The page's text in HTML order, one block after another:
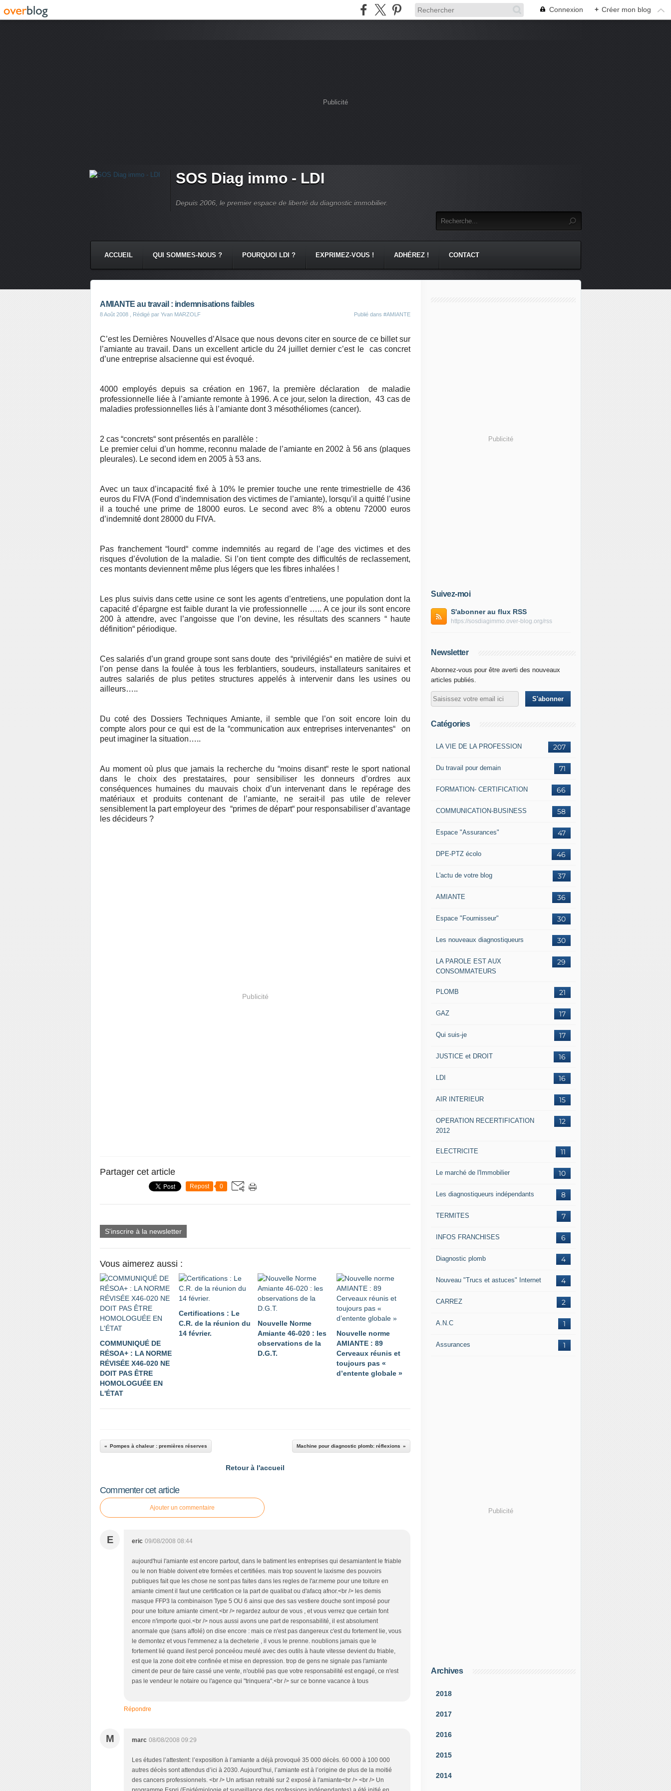
Connexion + Créer mon blog
Publicité
SOS Diag immo - LDI
Depuis 2006, le premier espace de liberté du diagnostic immobilier.
ACCUEIL QUI SOMMES-NOUS ? POURQUOI LDI ? EXPRIMEZ-VOUS ! ADHÉREZ ! CONTACT
AMIANTE au travail : indemnisations faibles
8 Août 2008 , Rédigé par Yvan MARZOLF Publié dans #AMIANTE
C’est les Dernières Nouvelles d’Alsace que nous devons citer en source de ce billet sur
l’amiante au travail. Dans un excellent article du 24 juillet dernier c’est le cas concret
d’une entreprise alsacienne qui est évoqué.
4000 employés depuis sa création en 1967, la première déclaration de maladie
professionnelle liée à l’amiante remonte à 1996. A ce jour, selon la direction, 43 cas de
maladies professionnelles liés à l’amiante dont 3 mésothéliomes (cancer).
2 cas “concrets“ sont présentés en parallèle :
Le premier celui d’un homme, reconnu malade de l’amiante en 2002 à 56 ans (plaques
pleurales). Le second idem en 2005 à 53 ans.
Avec un taux d’incapacité fixé à 10% le premier touche une rente trimestrielle de 436
euros du FIVA (Fond d’indemnisation des victimes de l’amiante), lorsqu’il a quitté l’usine
il a touché une prime de 18000 euros. Le second avec 8% a obtenu 72000 euros
d’indemnité dont 28000 du FIVA.
Pas franchement “lourd“ comme indemnités au regard de l’age des victimes et des
risques d’évolution de la maladie. Si l’on tient compte des difficultés de reclassement,
ces montants deviennent même plus légers que les fibres inhalées !
Les plus suivis dans cette usine ce sont les agents d’entretiens, une population dont la
capacité d’épargne est faible durant la vie professionnelle ….. A ce jour ils sont encore
200 à attendre, avec l’angoisse que l’on devine, les résultats des scanners “ haute
définition“ périodique.
Ces salariés d’un grand groupe sont sans doute des “privilégiés“ en matière de suivi et
l’on pense dans la foulée à tous les ferblantiers, soudeurs, installateurs sanitaires et
autres salariés de plus petites structures appelés à intervenir dans les usines ou
ailleurs…..
Du coté des Dossiers Techniques Amiante, il semble que l’on soit encore loin du
compte alors pour ce qui est de la “communication aux entreprises intervenantes“ on
peut imaginer la situation…..
Au moment où plus que jamais la recherche du “moins disant“ reste le sport national
dans le choix des prestataires, pour sensibiliser les donneurs d’ordres aux
conséquences humaines du mauvais choix d’un intervenant dans le repérage des
matériaux et produits contenant de l’amiante, ne serait-il pas utile de relever
sensiblement la part employeur des “primes de départ“ pour responsabiliser d’avantage
les décideurs ?
Publicité
Partager cet article
Repost 0
S'inscrire à la newsletter
Vous aimerez aussi :
COMMUNIQUÉ DE
RÉSOA+ : LA NORME
RÉVISÉE X46-020 NE
DOIT PAS ÊTRE
HOMOLOGUÉE EN
L'ÉTAT
Certifications : Le
C.R. de la réunion du
14 février.
Nouvelle Norme
Amiante 46-020 : les
observations de la
D.G.T.
Nouvelle norme
AMIANTE : 89
Cerveaux réunis et
toujours pas «
d’entente globale »
Pompes à chaleur : premières réserves Machine pour diagnostic plomb: réflexions
Retour à l'accueil
Commenter cet article
Ajouter un commentaire
E eric 09/08/2008 08:44
aujourd'hui l'amiante est encore partout, dans le batiment les entreprises qui desamiantent le friable
ou le non friable doivent etre formées et certifiées. mais trop souvent le laxisme des pouvoirs
publiques fait que les chose ne sont pas faites dans les regles de l'ar.meme pour une toiture en
amiante ciment il faut une certification ce la part de qualibat ou d'afacq afnor.<br /> les demis
masque FFP3 la combinaison Type 5 OU 6 ainsi que des sas vestiere douche sont imposé pour
pour une toiture amiante ciment.<br /> regardez autour de vous , et vous verrez que certain font
encore n'importe quoi.<br /> nous aussi avons une part de responsabilité, il est absolument
anormale que (sans affolé) on dise encore : mais ce n'est pas dangereux c'est du fortement lie, vous
le demontez et vous l'emmenez a la decheterie , il vous le prenne. noublions jamais que le
fortement lié quand ilest percé ponceéou meulé avec des outils à haute vitesse devient du friable,
est que la zone doit etre confinée et mise en depression. trop de gens ne signale pas l'amiante
ciment de peur de faire cassé une vente, n'oublié pas que votre responsabilité est engagé, ce n'est
pas le vendeur le notaire ou l'agence qui "trinquera".<br /> sur ce bonne vacance à tous
Répondre
M marc 08/08/2008 09:29
Les études l’attestent: l’exposition à l’amiante a déjà provoqué 35 000 décès. 60 000 à 100 000
autres décès sont attendus d’ici à 2030. Aujourd’hui, l’amiante est à l’origine de plus de la moitié
des cancers professionnels. <br /> Un artisan retraité sur 2 exposé à l'amiante<br /> <br /> Un
Publicité
Suivez-moi
S'abonner au flux RSS
https://sosdiagimmo.over-blog.org/rss
Newsletter
Abonnez-vous pour être averti des nouveaux
articles publiés.
Catégories
207
LA VIE DE LA PROFESSION
71
Du travail pour demain
66
FORMATION- CERTIFICATION
58
COMMUNICATION-BUSINESS
47
Espace "Assurances"
46
DPE-PTZ écolo
37
L'actu de votre blog
36
AMIANTE
30
Espace "Fournisseur"
30
Les nouveaux diagnostiqueurs
29
LA PAROLE EST AUX
CONSOMMATEURS
21
PLOMB
17
GAZ
17
Qui suis-je
16
JUSTICE et DROIT
16
LDI
15
AIR INTERIEUR
12
OPERATION RECERTIFICATION
2012
11
ELECTRICITE
10
Le marché de l'Immobilier
8
Les diagnostiqueurs indépendants
7
TERMITES
6
INFOS FRANCHISES
4
Diagnostic plomb
4
Nouveau "Trucs et astuces" Internet
2
CARREZ
1
A.N.C
1
Assurances
Publicité
Archives
2018
2017
2016
2015
2014